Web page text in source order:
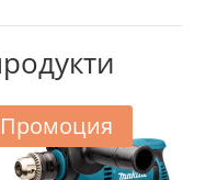
Промоция